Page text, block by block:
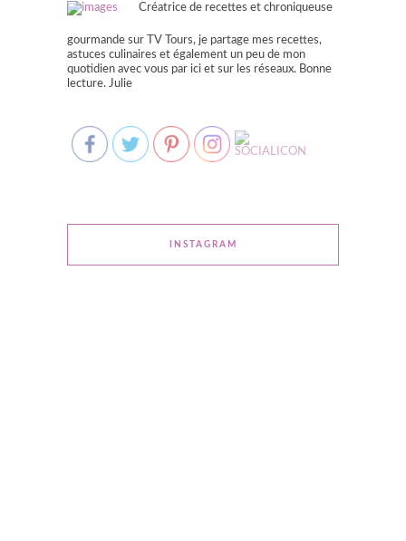
Créatrice de recettes et chroniqueuse
gourmande sur TV Tours, je partage mes recettes,
astuces culinaires et également un peu de mon
quotidien avec vous par ici et sur les réseaux. Bonne
lecture. Julie
INSTAGRAM